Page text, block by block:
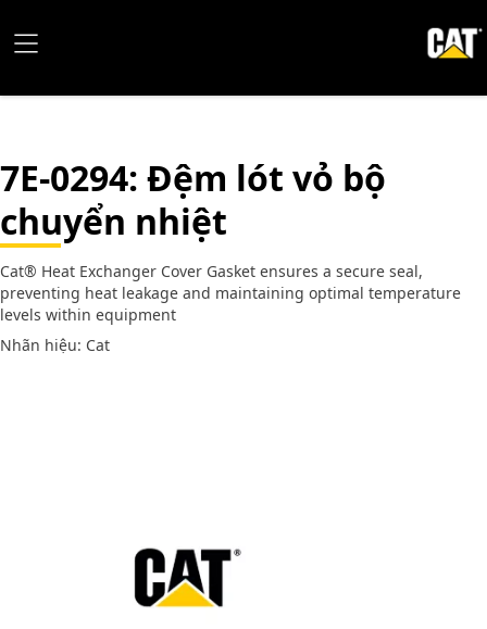
7E-0294: Đệm lót vỏ bộ
chuyển nhiệt
Cat® Heat Exchanger Cover Gasket ensures a secure seal,
preventing heat leakage and maintaining optimal temperature
levels within equipment
Nhãn hiệu: Cat